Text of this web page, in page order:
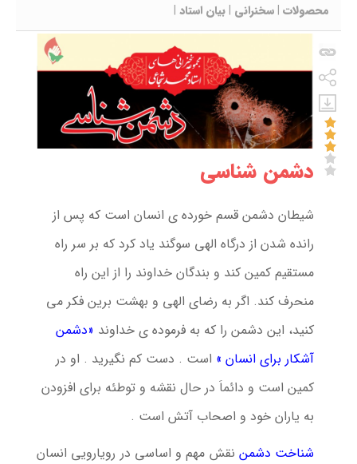
محصولات | سخنرانی | بیان استاد |
دشمن شناسی
شیطان دشمن قسم خورده ی انسان است که پس از
رانده شدن از درگاه الهی سوگند یاد کرد که بر سر راه
مستقیم کمین کند و بندگان خداوند را از این راه
منحرف کند. اگر به رضای الهی و بهشت برین فکر می
کنید، این دشمن را که به فرموده ی خداوند «دشمن
آشکار برای انسان » است . دست کم نگیرید . او در
کمین است و دائماَ در حال نقشه و توطئه برای افزودن
به یاران خود و اصحاب آتش است .
شناخت دشمن نقش مهم و اساسی در رویارویی انسان